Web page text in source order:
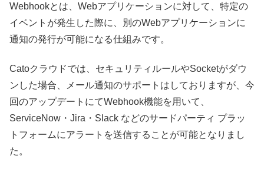
Webhookとは、Webアプリケーションに対して、特定の
イベントが発生した際に、別のWebアプリケーションに
通知の発行が可能になる仕組みです。
Catoクラウドでは、セキュリティルールやSocketがダウ
ンした場合、メール通知のサポートはしておりますが、今
回のアップデートにてWebhook機能を用いて、
ServiceNow・Jira・Slack などのサードパーティ プラッ
トフォームにアラートを送信することが可能となりまし
た。